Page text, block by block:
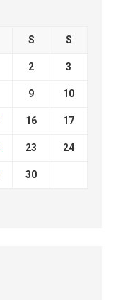
S S
2 3
9 10
16 17
23 24
30